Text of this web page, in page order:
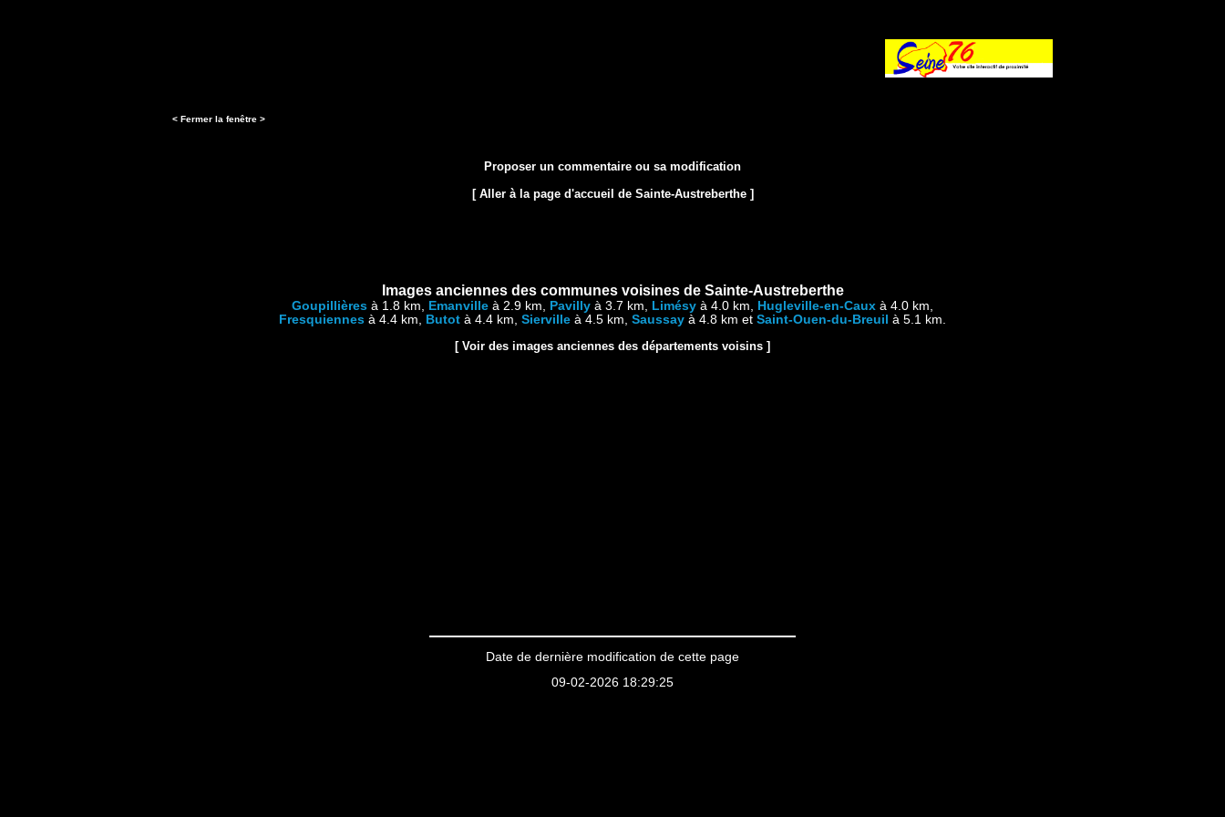
< Fermer la fenêtre >
Proposer un commentaire ou sa modification
[ Aller à la page d'accueil de Sainte-Austreberthe ]
Images anciennes des communes voisines de Sainte-Austreberthe
Goupillières à 1.8 km, Emanville à 2.9 km, Pavilly à 3.7 km, Limésy à 4.0 km, Hugleville-en-Caux à 4.0 km,
Fresquiennes à 4.4 km, Butot à 4.4 km, Sierville à 4.5 km, Saussay à 4.8 km et Saint-Ouen-du-Breuil à 5.1 km.
[ Voir des images anciennes des départements voisins ]
Date de dernière modification de cette page
09-02-2026 18:29:25